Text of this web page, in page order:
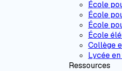
École
École
École
École
Collège
Lycée
Ressources